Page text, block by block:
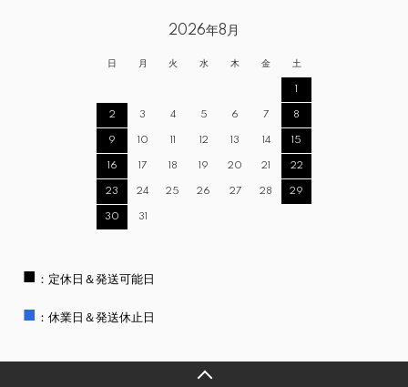
2026年8月
日 月 火 水 木 金 土
1
2 3 4 5 6 7 8
9 10 11 12 13 14 15
16 17 18 19 20 21 22
23 24 25 26 27 28 29
30 31
■ ：定休日＆発送可能日
■ ：休業日＆発送休止日